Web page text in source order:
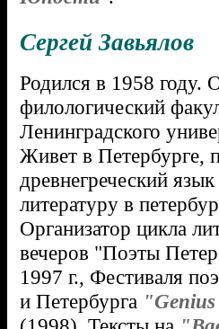
Сергей Завьялов
Родился в 1958 году.
филологический
Ленинградского
Живет в Петербурге,
древнегреческий
литературу в
Организатор цикла
вечеров "Поэты
1997 г., Фестиваля
и Петербурга